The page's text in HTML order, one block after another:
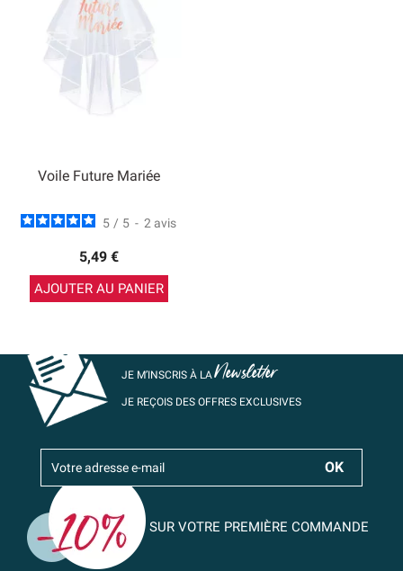
Voile Future Mariée
5 / 5 - 2 avis
5,49 €
AJOUTER AU PANIER
JE M’INSCRIS À LANewsletter
JE REÇOIS DES OFFRES EXCLUSIVES
SUR VOTRE PREMIÈRE COMMANDE